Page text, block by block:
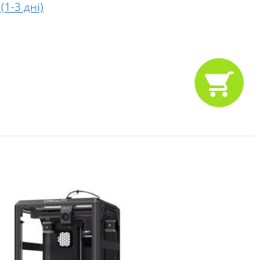
3 дні)